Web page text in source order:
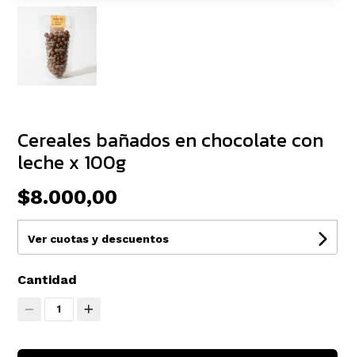
Cereales bañados en chocolate con
leche x 100g
$8.000,00
Ver cuotas y descuentos
Cantidad
1